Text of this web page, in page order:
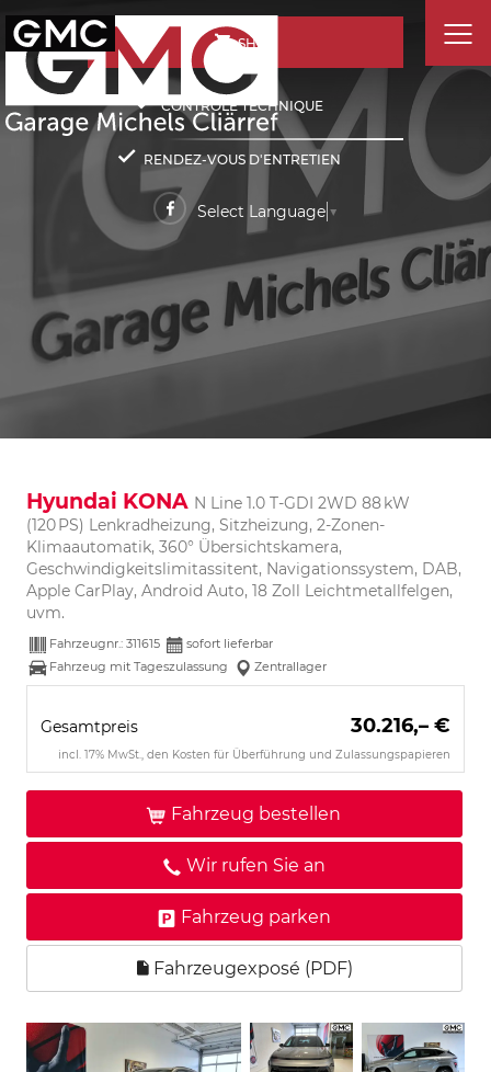
SHOP
CONTRÔLE TECHNIQUE
RENDEZ-VOUS D'ENTRETIEN
Select Language ▼
Hyundai KONA N Line 1.0 T-GDI 2WD 88 kW
(120 PS) Lenkradheizung, Sitzheizung, 2-Zonen-
Klimaautomatik, 360° Übersichtskamera,
Geschwindigkeitslimitassitent, Navigationssystem, DAB,
Apple CarPlay, Android Auto, 18 Zoll Leichtmetallfelgen,
uvm.
Fahrzeugnr.: 311615
sofort lieferbar
Fahrzeug mit Tageszulassung
Zentrallager
Gesamtpreis 30.216,– €
incl. 17% MwSt., den Kosten für Überführung und Zulassungspapieren
Fahrzeug bestellen
Wir rufen Sie an
Fahrzeug parken
Fahrzeugexposé (PDF)